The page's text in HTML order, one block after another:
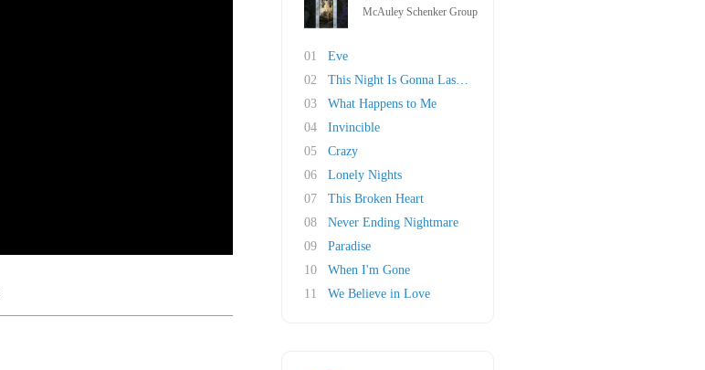
McAuley Schenker Group
01
Eve
02
This Night Is Gonna Last Forever
03
What Happens to Me
04
Invincible
05
Crazy
06
Lonely Nights
07
This Broken Heart
08
Never Ending Nightmare
09
Paradise
10
When I'm Gone
11
We Believe in Love